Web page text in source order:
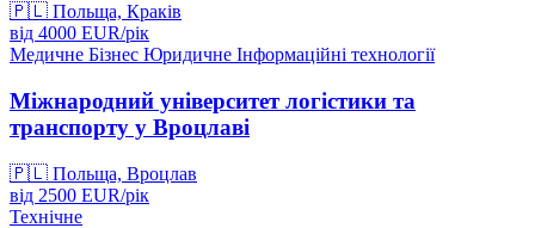
🇵🇱 Польща, Краків
від 4000 EUR/рік
Медичне Бізнес Юридичне Інформаційні технології
Міжнародний університет логістики та
транспорту у Вроцлаві
🇵🇱 Польща, Вроцлав
від 2500 EUR/рік
Технічне